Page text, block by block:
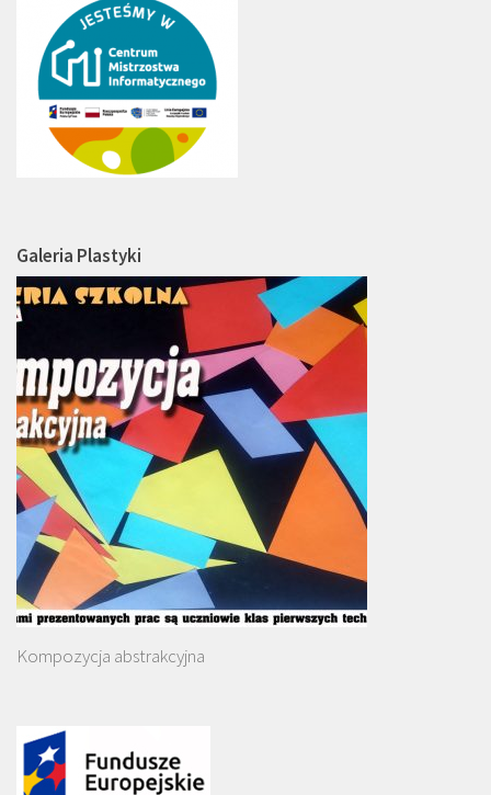
Galeria Plastyki
Kompozycja abstrakcyjna